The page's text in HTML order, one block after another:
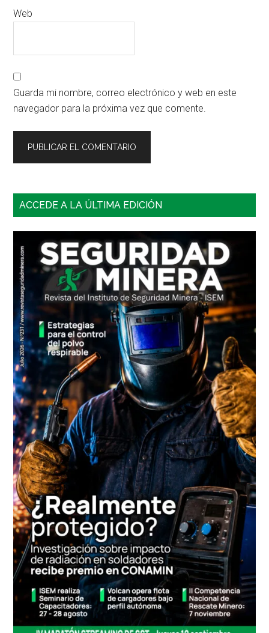
Web
Guarda mi nombre, correo electrónico y web en este
navegador para la próxima vez que comente.
Barra
principal
ACCEDE A LA ÚLTIMA EDICIÓN